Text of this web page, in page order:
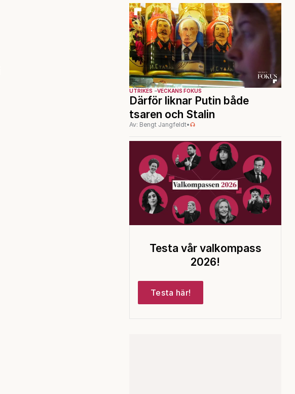
UTRIKES VECKANS FOKUS
Därför liknar Putin både
tsaren och Stalin
Av: Bengt Jangfeldt•
Testa vår valkompass
2026!
Testa här!